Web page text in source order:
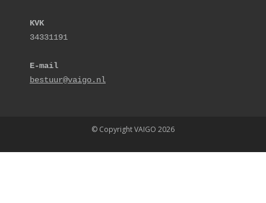
KVK
34331191
E-mail
bestuur@vaigo.nl
© Copyright VAIGO 2026